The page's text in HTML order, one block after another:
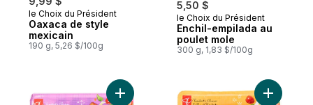
le Choix du Président
Oaxaca de style
mexicain
190 g, 5,26 $/100g
5,50 $
Coup de cœur
le Choix du Président
Enchil-empilada au
poulet mole
300 g, 1,83 $/100g
Ajouter Tomates raisin en grappesAjouter